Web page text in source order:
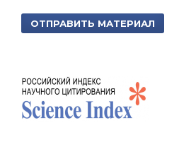
ОТПРАВИТЬ МАТЕРИАЛ